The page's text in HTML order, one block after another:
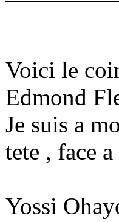
Voici le
Edmond
Je suis a
tete , face
Yossi